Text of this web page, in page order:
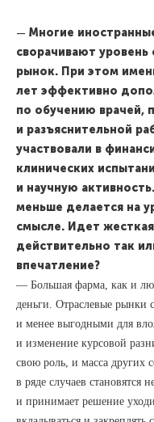
— Многие
сворачивают
рынок. При этом
лет эффективно
по обучению врачей,
и разъяснительной
участвовали в
клинических
и научную
меньше делается на
смысле. Идет
действительно так
впечатление?
— Большая фарма, как и
деньги. Отраслевые рынки
и менее выгодными для
и изменение курсовой
свою роль, и масса других
в ряде случаев
и принимает решение